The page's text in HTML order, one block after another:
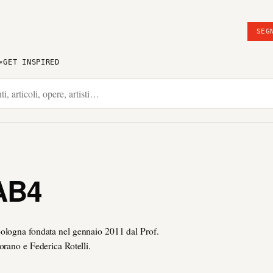
GET INSPIRED
fondata nel gennaio 2011 dal Prof.
e Federica Rotelli.